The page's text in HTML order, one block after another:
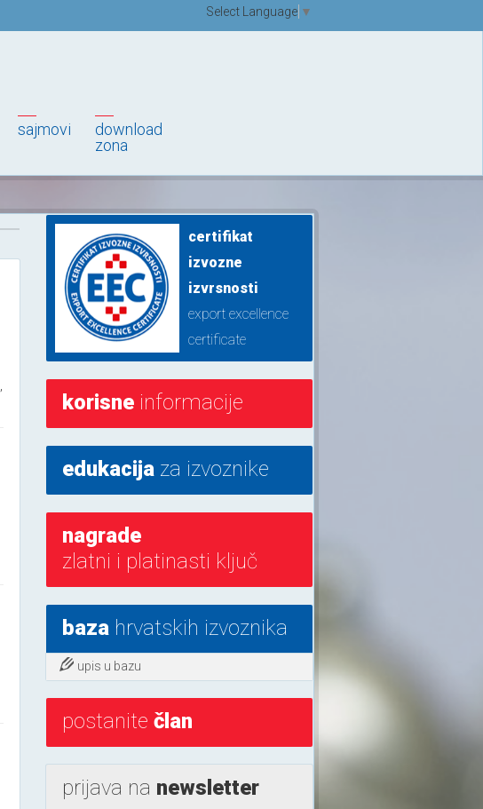
Select Language ▼
sajmovi
download
zona
certifikat
izvozne
izvrsnosti
export excellence
certificate
korisne informacije
edukacija za izvoznike
nagrade
zlatni i platinasti ključ
baza hrvatskih izvoznika
upis u bazu
postanite član
prijava na newsletter